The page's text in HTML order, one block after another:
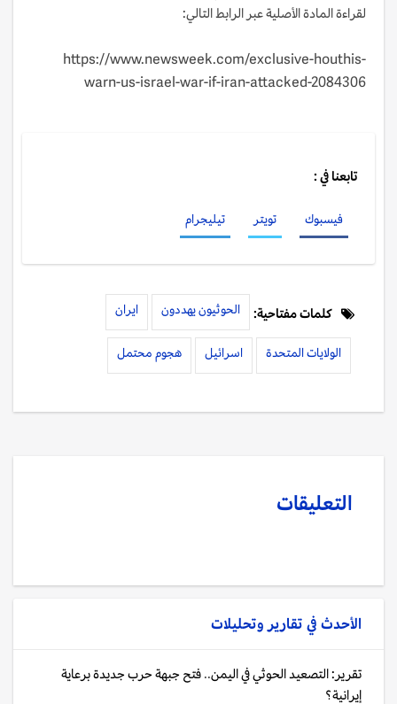
لقراءة المادة الأصلية عبر الرابط التالي:
https://www.newsweek.com/exclusive-houthis-
warn-us-israel-war-if-iran-attacked-2084306
تابعنا في :
فيسبوك تويتر تيليجرام
كلمات مفتاحية: الحوثيون يهددون ايران
الولايات المتحدة اسرائيل هجوم محتمل
التعليقات
الأحدث في تقارير وتحليلات
تقرير: التصعيد الحوثي في اليمن.. فتح جبهة حرب جديدة برعاية
إيرانية؟